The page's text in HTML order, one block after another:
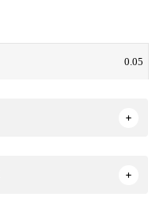
0.05